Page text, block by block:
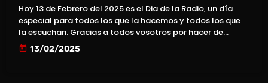
Hoy 13 de Febrero del 2025 es el Dia de la Radio, un día
especial para todos los que la hacemos y todos los que
la escuchan. Gracias a todos vosotros por hacer de
Espacio4FM una radio diferente, cercana y moderna.
Desde 1946 cada 13 de Febrero de todos los años, se
today 13/02/2025